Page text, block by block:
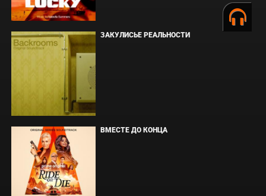
ЗАКУЛИСЬЕ РЕАЛЬНОСТИ
ВМЕСТЕ ДО КОНЦА